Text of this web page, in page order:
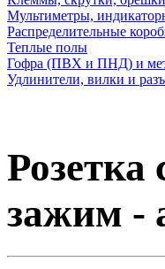
Мультиметры,
Распределительные
Теплые полы
Гофра (ПВХ и ПНД) и
Удлинители, вилки и
зажим -